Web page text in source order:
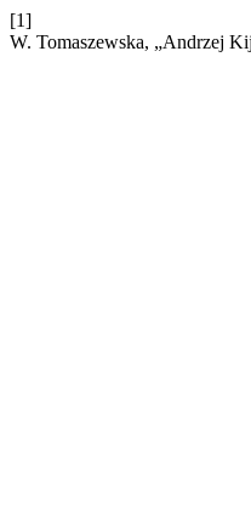
[1]
W. Tomaszewska, „Andrzej